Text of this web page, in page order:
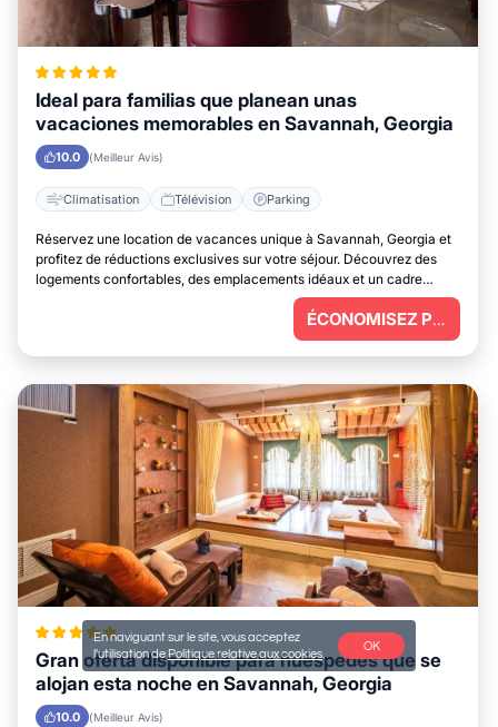
Ideal para familias que planean unas
vacaciones memorables en Savannah, Georgia
10.0 (Meilleur Avis)
Climatisation Télévision Parking
Réservez une location de vacances unique à Savannah, Georgia et
profitez de réductions exclusives sur votre séjour. Découvrez des
logements confortables, des emplacements idéaux et un cadre
ÉCONOMISEZ PLUS
Gran oferta disponible para huéspedes que se
alojan esta noche en Savannah, Georgia
10.0 (Meilleur Avis)
En naviguant sur le site, vous acceptez
l'utilisation de Politique relative aux cookies
OK